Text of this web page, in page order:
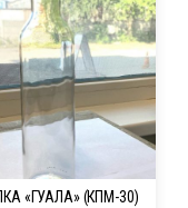
«ГУАЛА» (КПМ-30)